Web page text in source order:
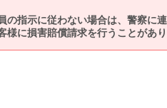
の指示に従わない場合は、警察に
に損害賠償請求を行うことがあり